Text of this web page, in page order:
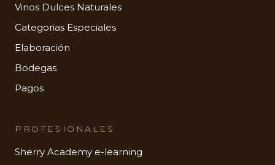
Vinos Dulces Naturales
Categorias Especiales
Elaboración
Bodegas
Pagos
PROFESIONALES
Sherry Academy e-learning